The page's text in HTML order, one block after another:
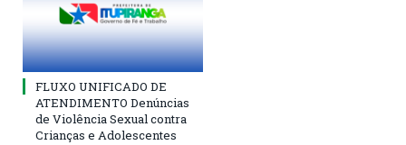
FLUXO UNIFICADO DE
ATENDIMENTO Denúncias
de Violência Sexual contra
Crianças e Adolescentes